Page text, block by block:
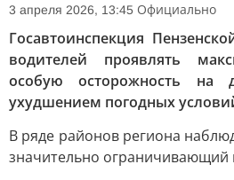
3 апреля 2026, 13:45 Официально
Госавтоинспекция
водителей проявлять
особую осторожность на
ухудшением погодных
В ряде районов региона
значительно ограничивающий